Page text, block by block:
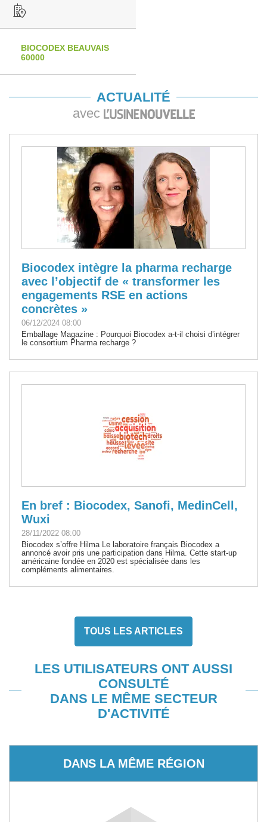
BIOCODEX BEAUVAIS
60000
ACTUALITÉ
avec
Biocodex intègre la pharma recharge
avec l’objectif de « transformer les
engagements RSE en actions
concrètes »
06/12/2024 08:00
Emballage Magazine : Pourquoi Biocodex a-t-il choisi d’intégrer
le consortium Pharma recharge ?
En bref : Biocodex, Sanofi, MedinCell,
Wuxi
28/11/2022 08:00
Biocodex s’offre Hilma Le laboratoire français Biocodex a
annoncé avoir pris une participation dans Hilma. Cette start-up
américaine fondée en 2020 est spécialisée dans les
compléments alimentaires.
TOUS LES ARTICLES
LES UTILISATEURS ONT AUSSI
CONSULTÉ
DANS LE MÊME SECTEUR
D'ACTIVITÉ
DANS LA MÊME RÉGION